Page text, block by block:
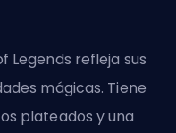
Legends refleja sus
mágicas. Tiene
plateados y una